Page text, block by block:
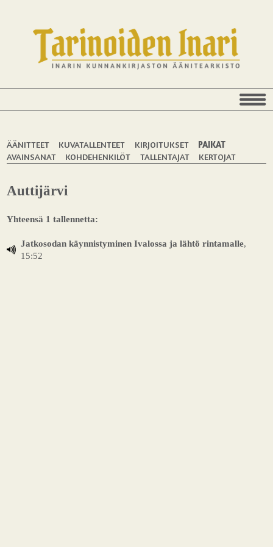
ÄÄNITTEET KUVATALLENTEET KIRJOITUKSET
PAIKAT
AVAINSANAT
KOHDEHENKILÖT TALLENTAJAT KERTOJAT
Auttijärvi
Yhteensä 1 tallennetta:
Jatkosodan käynnistyminen Ivalossa ja lähtö rintamalle,
15:52